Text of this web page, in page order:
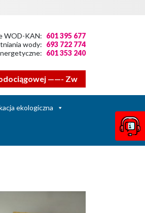
WOD-KAN: 601 395 677
wody: 693 722 774
601 353 240
się z prośbą do
ekologiczna